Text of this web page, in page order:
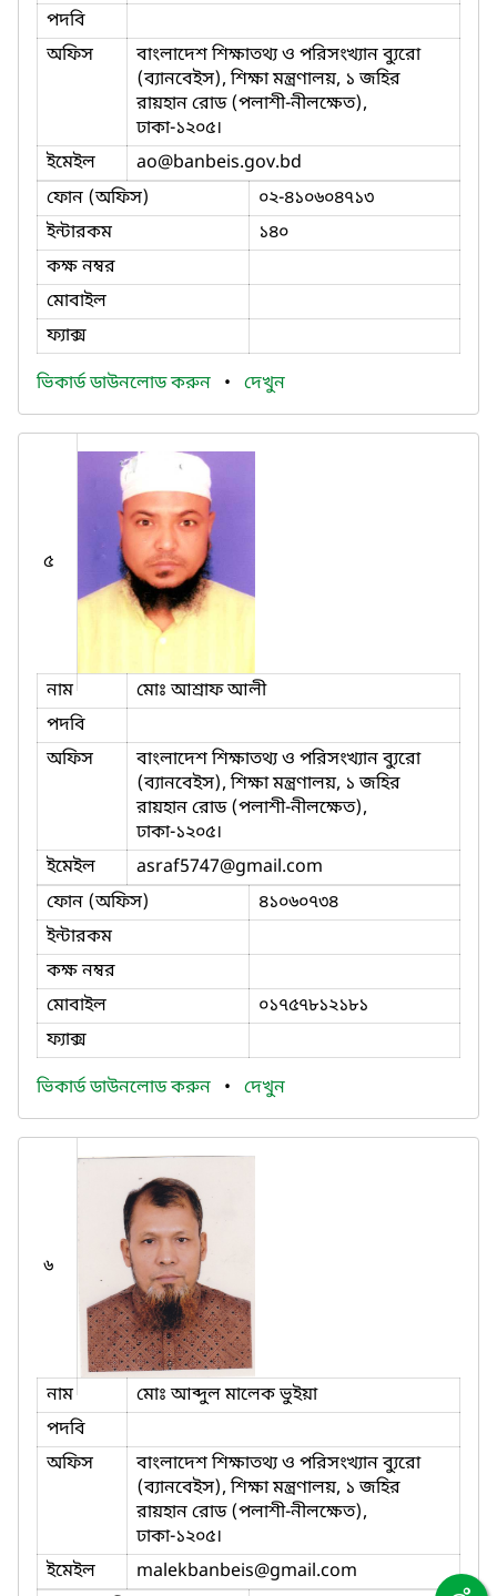
পদবি
অফিস
বাংলাদেশ শিক্ষাতথ্য ও পরিসংখ্যান ব্যুরো
(ব্যানবেইস), শিক্ষা মন্ত্রণালয়, ১ জহির
রায়হান রোড (পলাশী-নীলক্ষেত),
ঢাকা-১২০৫।
ইমেইল
ao@banbeis.gov.bd
ফোন (অফিস)
০২-৪১০৬০৪৭১৩
ইন্টারকম
১৪০
কক্ষ নম্বর
মোবাইল
ফ্যাক্স
ভিকার্ড ডাউনলোড করুন • দেখুন
৫
নাম
মোঃ আশ্রাফ আলী
পদবি
অফিস
বাংলাদেশ শিক্ষাতথ্য ও পরিসংখ্যান ব্যুরো
(ব্যানবেইস), শিক্ষা মন্ত্রণালয়, ১ জহির
রায়হান রোড (পলাশী-নীলক্ষেত),
ঢাকা-১২০৫।
ইমেইল
asraf5747@gmail.com
ফোন (অফিস)
৪১০৬০৭৩৪
ইন্টারকম
কক্ষ নম্বর
মোবাইল
০১৭৫৭৮১২১৮১
ফ্যাক্স
ভিকার্ড ডাউনলোড করুন • দেখুন
৬
নাম
মোঃ আব্দুল মালেক ভুইয়া
পদবি
অফিস
বাংলাদেশ শিক্ষাতথ্য ও পরিসংখ্যান ব্যুরো
(ব্যানবেইস), শিক্ষা মন্ত্রণালয়, ১ জহির
রায়হান রোড (পলাশী-নীলক্ষেত),
ঢাকা-১২০৫।
ইমেইল
malekbanbeis@gmail.com